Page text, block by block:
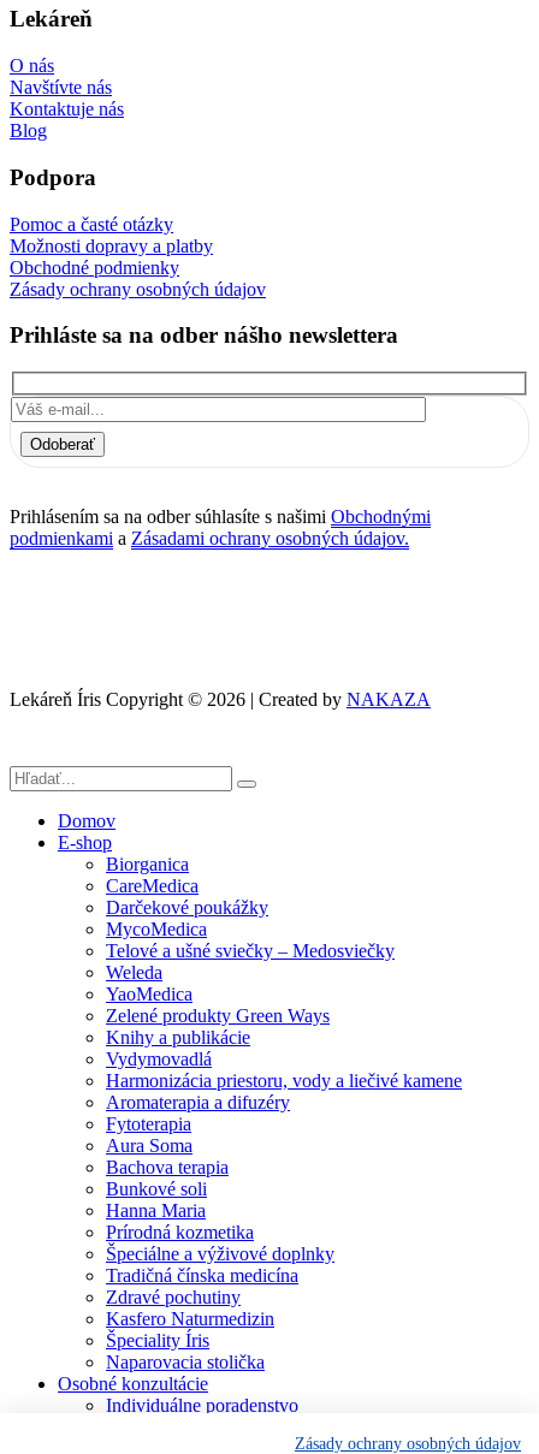
Lekáreň
O nás
Navštívte nás
Kontaktuje nás
Blog
Podpora
Pomoc a časté otázky
Možnosti dopravy a platby
Obchodné podmienky
Zásady ochrany osobných údajov
Prihláste sa na odber nášho newslettera
Odoberať
Prihlásením sa na odber súhlasíte s našimi Obchodnými
podmienkami a Zásadami ochrany osobných údajov.
Lekáreň Íris Copyright © 2026 | Created by NAKAZA
Domov
E-shop
Biorganica
CareMedica
Darčekové poukážky
MycoMedica
Telové a ušné sviečky – Medosviečky
Weleda
YaoMedica
Zelené produkty Green Ways
Knihy a publikácie
Vydymovadlá
Harmonizácia priestoru, vody a liečivé kamene
Aromaterapia a difuzéry
Fytoterapia
Aura Soma
Bachova terapia
Bunkové soli
Hanna Maria
Prírodná kozmetika
Špeciálne a výživové doplnky
Tradičná čínska medicína
Zdravé pochutiny
Kasfero Naturmedizin
Špeciality Íris
Naparovacia stolička
Osobné konzultácie
Individuálne poradenstvo
Zásady ochrany osobných údajov